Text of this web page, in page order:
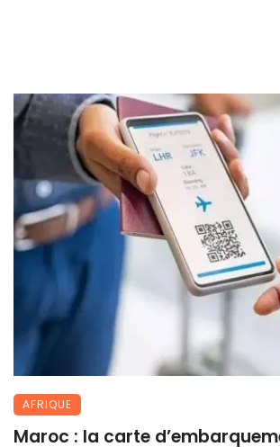
AFRIQUE
Maroc : la carte